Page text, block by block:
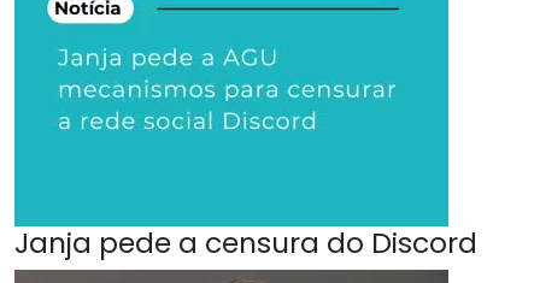
Janja pede a censura do Discord